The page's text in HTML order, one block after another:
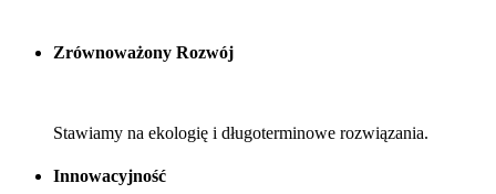
Zrównoważony Rozwój
Stawiamy na ekologię i długoterminowe rozwiązania.
Innowacyjność